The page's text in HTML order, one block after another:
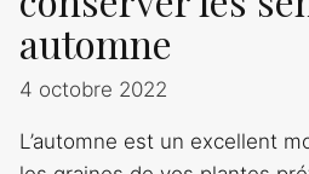
automne
4 octobre 2022
L’automne est un excellent